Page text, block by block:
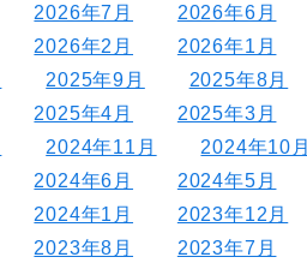
2026年7月 2026年6月
2026年2月 2026年1月
2025年9月 2025年8月
2025年4月 2025年3月
2024年11月 2024年10月
2024年6月 2024年5月
2024年1月 2023年12月
2023年8月 2023年7月